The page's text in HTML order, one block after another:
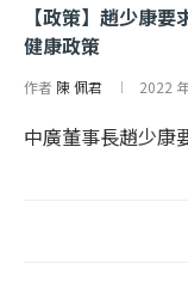
【政策】趙少康
健康政策
作者 陳 佩君 2022
中廣董事長趙少康